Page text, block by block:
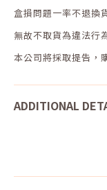
盒損問題一率不退換
無故不取貨為違法行
本公司將採取提告，
ADDITIONAL